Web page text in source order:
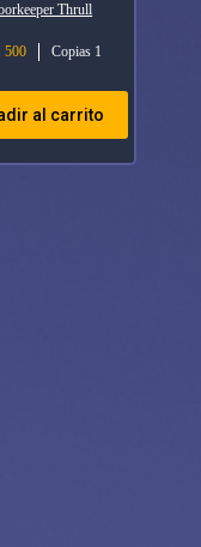
Thrull
500 Copias 1
al carrito